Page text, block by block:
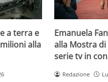
a terra e
alla
Emanuela
alla Mostra di
serie tv in
Redazione